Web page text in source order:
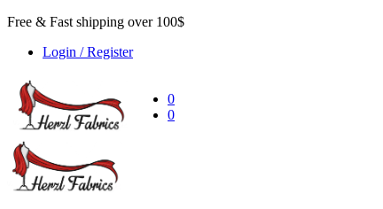
Free & Fast shipping over 100$
Login / Register
0
0